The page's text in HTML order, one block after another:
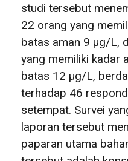
studi tersebut
22 orang yang
batas aman 9 µg/L,
yang memiliki kadar
batas 12 µg/L,
terhadap 46
setempat. Survei
laporan tersebut
paparan utama